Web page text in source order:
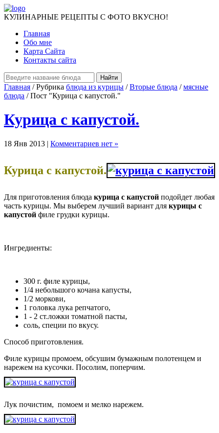
КУЛИНАРНЫЕ РЕЦЕПТЫ С ФОТО ВКУСНО!
Главная
Обо мне
Карта Сайта
Контакты сайта
Главная / Рубрика блюда из курицы /Вторые блюда /мясные
блюда / Пост "Курица с капустой."
Курица с капустой.
18 Янв 2013 | Комментариев нет »
Курица с капустой.
Для приготовления блюда курица с капустой подойдет любая
часть курицы. Мы выберем лучший вариант для курицы с
капустой филе грудки курицы.
Ингредиенты:
300 г. филе курицы,
1/4 небольшого кочана капусты,
1/2 моркови,
1 головка лука репчатого,
1 - 2 ст.ложки томатной пасты,
соль, специи по вкусу.
Способ приготовления.
Филе курицы промоем, обсушим бумажным полотенцем и
нарежем на кусочки. Посолим, поперчим.
Лук почистим, помоем и мелко нарежем.